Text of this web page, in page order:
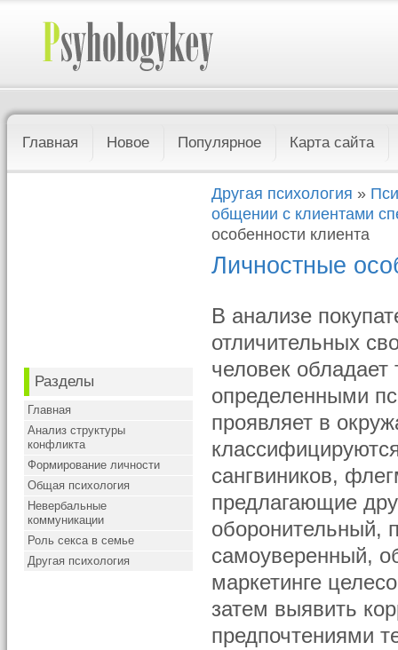
Главная Новое Популярное Карта сайта
Разделы
Главная
Анализ структуры
конфликта
Формирование личности
Общая психология
Невербальные
коммуникации
Роль секса в семье
Другая психология
Другая психология »
общении с клиентами
особенности клиента
Личностные
В анализе
отличительных
человек
определенными
проявляет в
сангвиников,
предлагающие
оборонительный,
самоуверенный,
маркетинге
затем выявить
предпочтениями